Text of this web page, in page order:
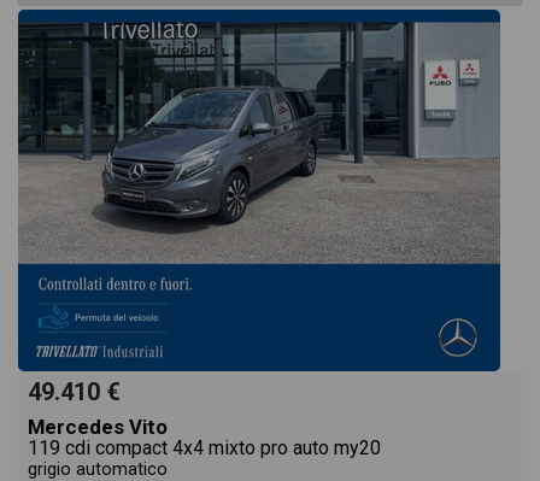
49.410 €
Mercedes Vito
119 cdi compact 4x4 mixto pro auto my20
grigio automatico